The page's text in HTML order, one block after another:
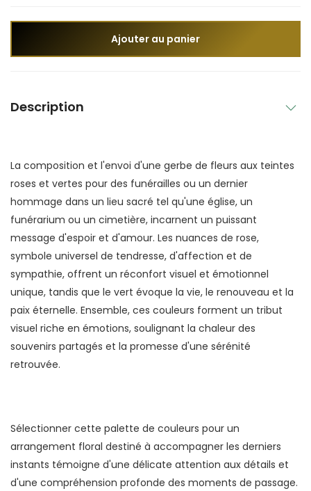
Ajouter au panier
Description
La composition et l'envoi d'une gerbe de fleurs aux teintes
roses et vertes pour des funérailles ou un dernier
hommage dans un lieu sacré tel qu'une église, un
funérarium ou un cimetière, incarnent un puissant
message d'espoir et d'amour. Les nuances de rose,
symbole universel de tendresse, d'affection et de
sympathie, offrent un réconfort visuel et émotionnel
unique, tandis que le vert évoque la vie, le renouveau et la
paix éternelle. Ensemble, ces couleurs forment un tribut
visuel riche en émotions, soulignant la chaleur des
souvenirs partagés et la promesse d'une sérénité
retrouvée.
Sélectionner cette palette de couleurs pour un
arrangement floral destiné à accompagner les derniers
instants témoigne d'une délicate attention aux détails et
d'une compréhension profonde des moments de passage.